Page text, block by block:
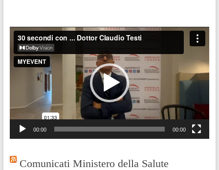
Video
Player
00:00 00:00
Comunicati Ministero della Salute